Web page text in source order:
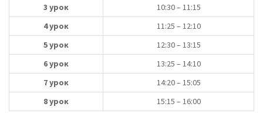
3 урок
10:30 – 11:15
4 урок
11:25 – 12:10
5 урок
12:30 – 13:15
6 урок
13:25 – 14:10
7 урок
14:20 – 15:05
8 урок
15:15 – 16:00